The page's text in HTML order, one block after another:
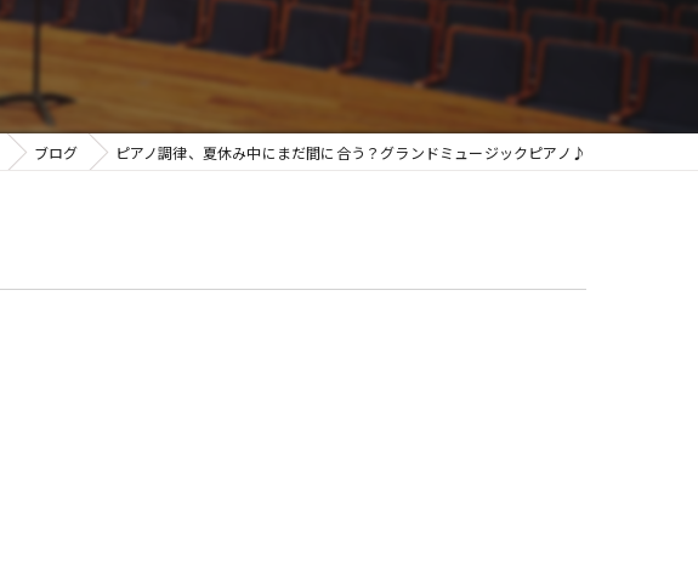
ブログ ピアノ調律、夏休み中にまだ間に合う？グランドミュージックピアノ♪